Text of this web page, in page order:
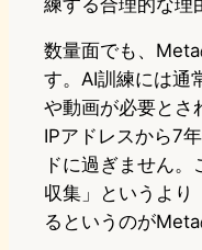
練する合理的な理
数量面でも、
す。AI訓練には通
や動画が必要とさ
IPアドレスから7
ドに過ぎません
収集」というより
るというのがMeta